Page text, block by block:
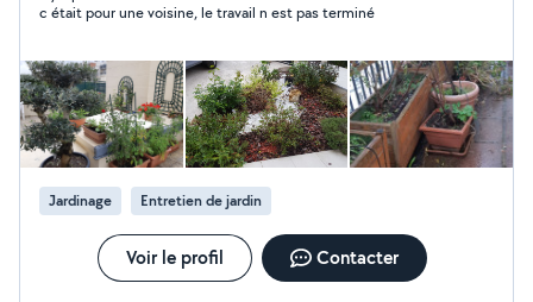
c était pour une voisine, le travail n est pas terminé
Jardinage Entretien de jardin
Voir le profil Contacter